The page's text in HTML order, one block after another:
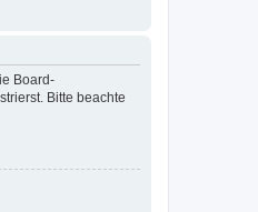
Board-
Bitte beachte